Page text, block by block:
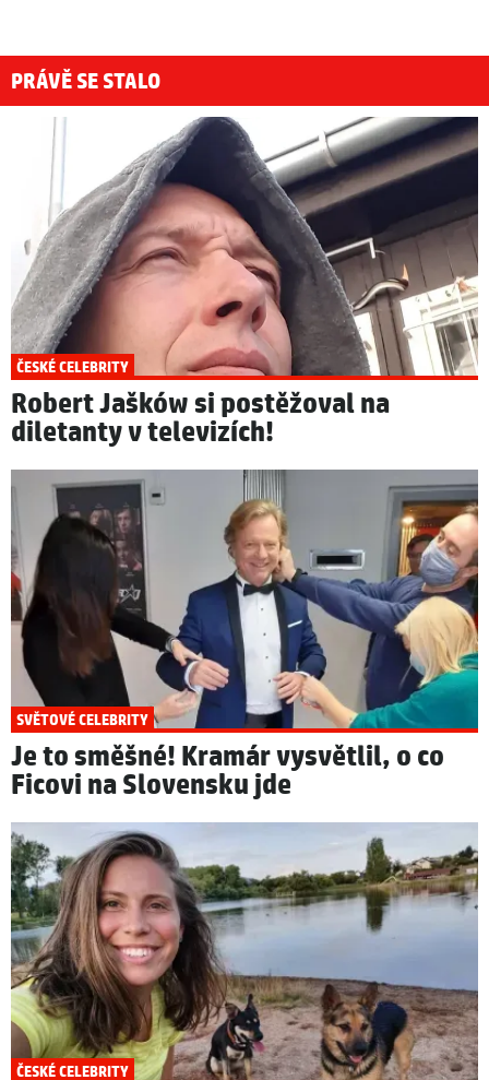
PRÁVĚ SE STALO
ČESKÉ CELEBRITY
Robert Jašków si postěžoval na
diletanty v televizích!
SVĚTOVÉ CELEBRITY
Je to směšné! Kramár vysvětlil, o co
Ficovi na Slovensku jde
ČESKÉ CELEBRITY